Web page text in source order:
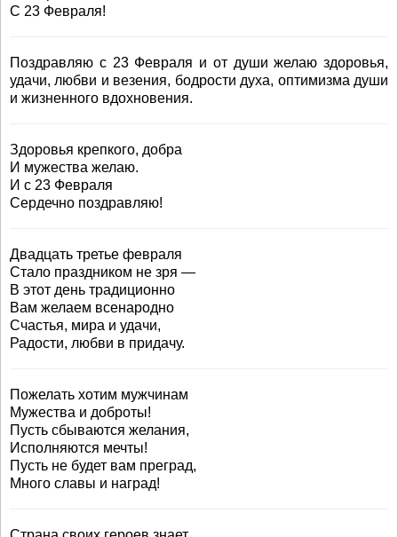
С 23 Февраля!
Поздравляю с 23 Февраля и от души желаю здоровья,
удачи, любви и везения, бодрости духа, оптимизма души
и жизненного вдохновения.
Здоровья крепкого, добра
И мужества желаю.
И с 23 Февраля
Сердечно поздравляю!
Двадцать третье февраля
Стало праздником не зря —
В этот день традиционно
Вам желаем всенародно
Счастья, мира и удачи,
Радости, любви в придачу.
Пожелать хотим мужчинам
Мужества и доброты!
Пусть сбываются желания,
Исполняются мечты!
Пусть не будет вам преград,
Много славы и наград!